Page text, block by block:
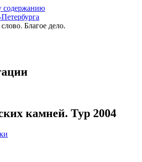
содержанию
Благое дело.
камней. Тур 2004